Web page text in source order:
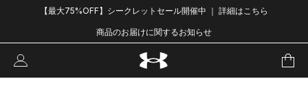
【最大75%OFF】シークレットセール開催中 ｜ 詳細はこちら
商品のお届けに関するお知らせ